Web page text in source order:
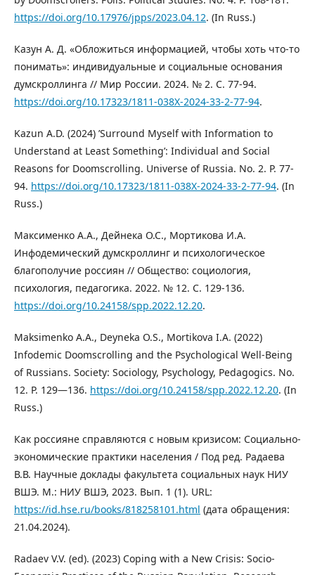
https://doi.org/10.17976/jpps/2023.04.12. (In Russ.)
Казун А. Д. «Обложиться информацией, чтобы хоть что-то
понимать»: индивидуальные и социальные основания
думскроллинга // Мир России. 2024. № 2. С. 77-94.
https://doi.org/10.17323/1811-038X-2024-33-2-77-94.
Kazun A.D. (2024) ’Surround Myself with Information to
Understand at Least Something’: Individual and Social
Reasons for Doomscrolling. Universe of Russia. No. 2. P. 77-
94. https://doi.org/10.17323/1811-038X-2024-33-2-77-94. (In
Russ.)
Максименко А.А., Дейнека О.С., Мортикова И.А.
Инфодемический думскроллинг и психологическое
благополучие россиян // Общество: социология,
психология, педагогика. 2022. № 12. С. 129-136.
https://doi.org/10.24158/spp.2022.12.20.
Maksimenko A.A., Deyneka O.S., Mortikova I.A. (2022)
Infodemic Doomscrolling and the Psychological Well-Being
of Russians. Society: Sociology, Psychology, Pedagogics. No.
12. P. 129—136. https://doi.org/10.24158/spp.2022.12.20. (In
Russ.)
Как россияне справляются с новым кризисом: Социально-
экономические практики населения / Под ред. Радаева
В.В. Научные доклады факультета социальных наук НИУ
ВШЭ. М.: НИУ ВШЭ, 2023. Вып. 1 (1). URL:
https://id.hse.ru/books/818258101.html (дата обращения:
21.04.2024).
Radaev V.V. (ed). (2023) Coping with a New Crisis: Socio-